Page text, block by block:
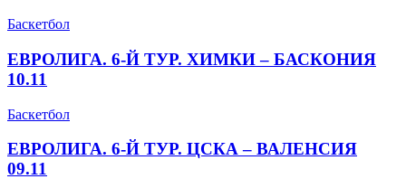
Баскетбол
ЕВРОЛИГА. 6-Й ТУР. ХИМКИ – БАСКОНИЯ
10.11
Баскетбол
ЕВРОЛИГА. 6-Й ТУР. ЦСКА – ВАЛЕНСИЯ
09.11